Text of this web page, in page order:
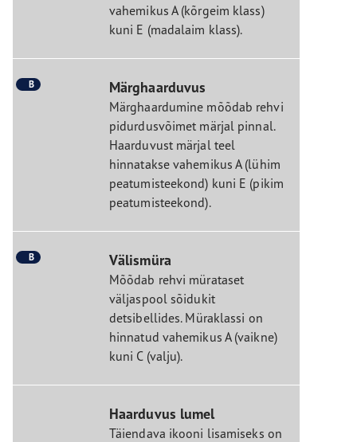
vahemikus A (kõrgeim klass)
kuni E (madalaim klass).
B Märghaarduvus
Märghaardumine mõõdab rehvi
pidurdusvõimet märjal pinnal.
Haarduvust märjal teel
hinnatakse vahemikus A (lühim
peatumisteekond) kuni E (pikim
peatumisteekond).
B Välismüra
Mõõdab rehvi mürataset
väljaspool sõidukit
detsibellides. Müraklassi on
hinnatud vahemikus A (vaikne)
kuni C (valju).
Haarduvus lumel
Täiendava ikooni lisamiseks on